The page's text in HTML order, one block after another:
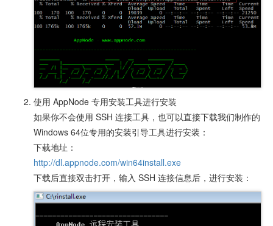
使用 AppNode 专用安装工具进行安装
如果你不会使用 SSH 连接工具，也可以直接下载我们制作的
Windows 64位专用的安装引导工具进行安装：
下载地址：
http://dl.appnode.com/win64install.exe
下载后直接双击打开，输入 SSH 连接信息后，进行安装：